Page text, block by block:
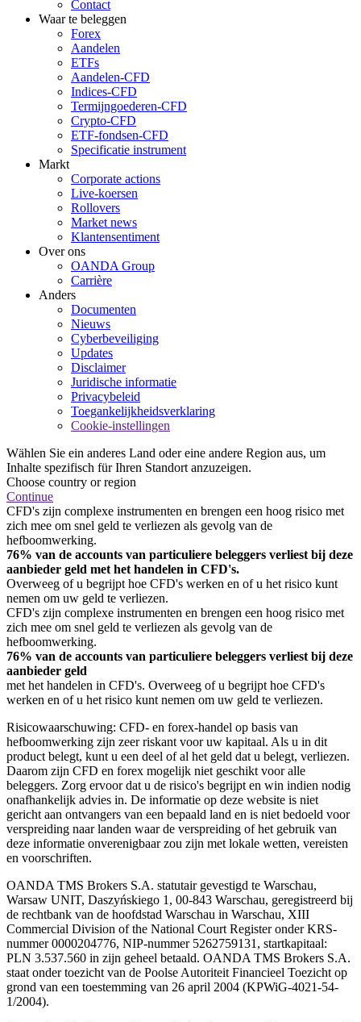
Contact
Waar te beleggen
Forex
Aandelen
ETFs
Aandelen-CFD
Indices-CFD
Termijngoederen-CFD
Crypto-CFD
ETF-fondsen-CFD
Specificatie instrument
Markt
Corporate actions
Live-koersen
Rollovers
Market news
Klantensentiment
Over ons
OANDA Group
Carrière
Anders
Documenten
Nieuws
Cyberbeveiliging
Updates
Disclaimer
Juridische informatie
Privacybeleid
Toegankelijkheidsverklaring
Cookie-instellingen
Wählen Sie ein anderes Land oder eine andere Region aus, um
Inhalte spezifisch für Ihren Standort anzuzeigen.
Choose country or region
Continue
CFD's zijn complexe instrumenten en brengen een hoog risico met
zich mee om snel geld te verliezen als gevolg van de
hefboomwerking.
76% van de accounts van particuliere beleggers verliest bij deze
aanbieder geld met het handelen in CFD's.
Overweeg of u begrijpt hoe CFD's werken en of u het risico kunt
nemen om uw geld te verliezen.
CFD's zijn complexe instrumenten en brengen een hoog risico met
zich mee om snel geld te verliezen als gevolg van de
hefboomwerking.
76% van de accounts van particuliere beleggers verliest bij deze
aanbieder geld
met het handelen in CFD's. Overweeg of u begrijpt hoe CFD's
werken en of u het risico kunt nemen om uw geld te verliezen.
Risicowaarschuwing: CFD- en forex-handel op basis van
hefboomwerking zijn zeer riskant voor uw kapitaal. Als u in dit
product belegt, kunt u een deel of al het geld dat u belegt, verliezen.
Daarom zijn CFD en forex mogelijk niet geschikt voor alle
beleggers. Zorg ervoor dat u de risico's begrijpt en win indien nodig
onafhankelijk advies in. De informatie op deze website is niet
gericht aan ontvangers van een bepaald land en is niet bedoeld voor
verspreiding naar landen waar de verspreiding of het gebruik van
deze informatie onverenigbaar zou zijn met lokale wetten, vereisten
en voorschriften.
OANDA TMS Brokers S.A. statutair gevestigd te Warschau,
Warsaw UNIT, Daszyńskiego 1, 00-843 Warschau, geregistreerd bij
de rechtbank van de hoofdstad Warschau in Warschau, XIII
Commercial Division of the National Court Register onder KRS-
nummer 0000204776, NIP-nummer 5262759131, startkapitaal:
PLN 3.537.560 in zijn geheel betaald. OANDA TMS Brokers S.A.
staat onder toezicht van de Poolse Autoriteit Financieel Toezicht op
grond van een toestemming van 26 april 2004 (KPWiG-4021-54-
1/2004).